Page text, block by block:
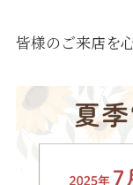
皆様のご来店を